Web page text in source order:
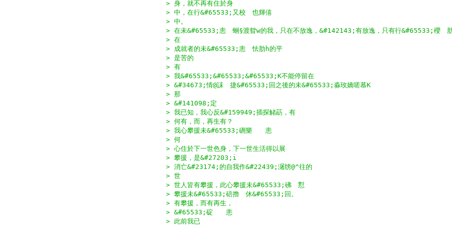
> 身，就不再有住於身
> 中，在行&#65533;又校　也輝僖
> 中。
> 在未&#65533;恚　蛔§渡眢w的我，只在不放逸，&#142143;有放逸，只有行&#65533;櫻　
> 在
> 成就者的未&#65533;恚　怯肋h的平
> 是苦的
> 有
> 我&#65533;&#65533;&#65533;K不能停留在
> &#34673;情@誄　捷&#65533;回之後的未&#65533;淼玫嬌嗟慕K
> 那
> &#141098;定
> 我已知，我心反&#159949;插探觰莇，有
> 何有，而，再生有？
> 我心攀援未&#65533;硎樂　　恚
> 何
> 心住於下一世色身，下一世生活得以展
> 攀援，是&#27203;i
> 消亡&#23174;的自我作&#22439;潳牓@^往的
> 世
> 世人皆有攀援，此心攀援未&#65533;砩　懟
> 攀援未&#65533;碚擼　休&#65533;回。
> 有攀援，而有再生，
> &#65533;碇　　恚
> 此前我已